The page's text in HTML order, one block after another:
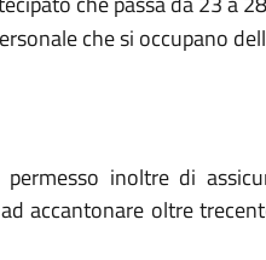
che si occupano
permesso inoltre di
accantonare oltre